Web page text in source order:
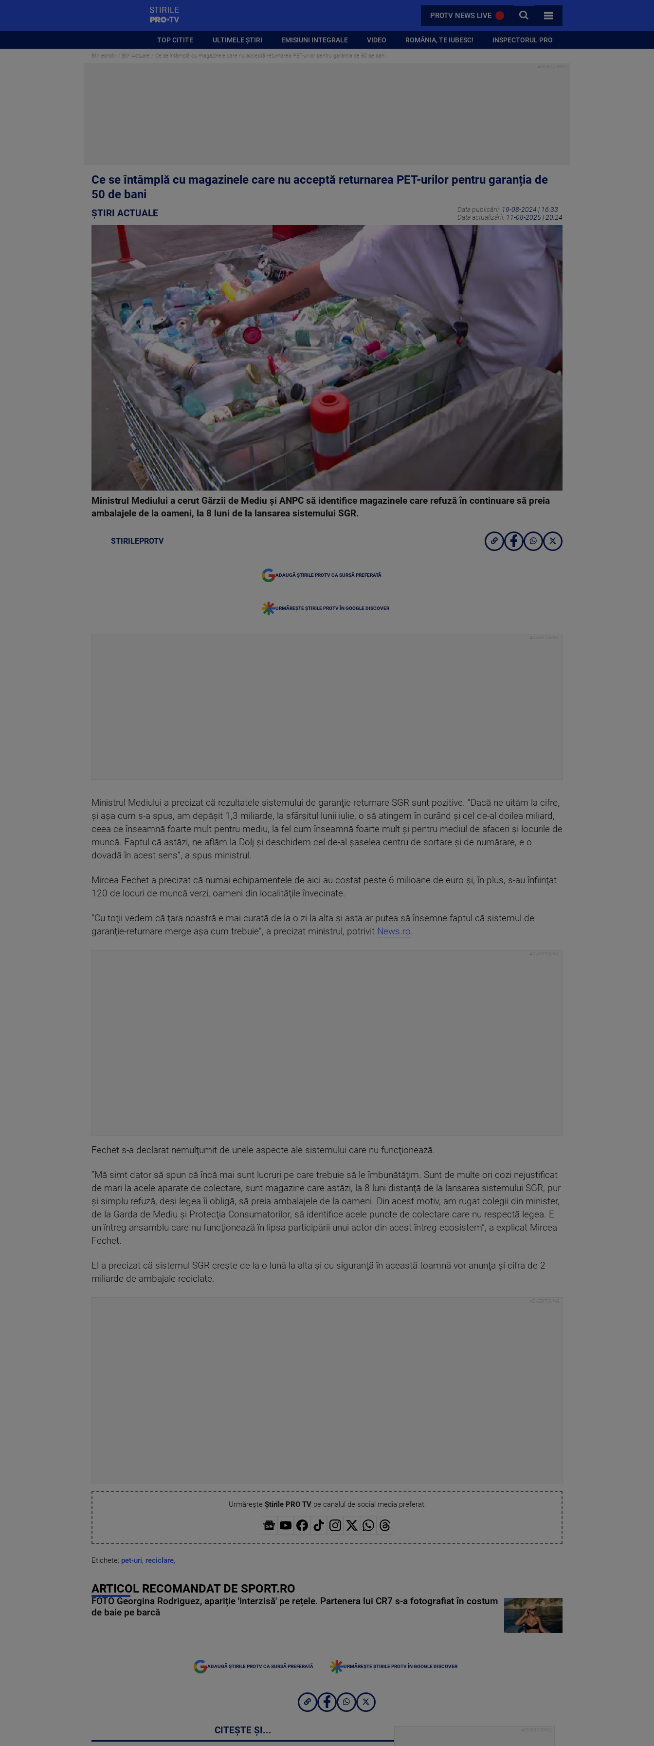
PROTV NEWS LIVE CAUTA
TOATE CATEGORIILE
TOP CITITE ULTIMELE ȘTIRI EMISIUNI INTEGRALE VIDEO ROMÂNIA, TE IUBESC! INSPECTORUL PRO
Stirileprotv Știri Actuale Ce se întâmplă cu magazinele care nu acceptă returnarea PET-urilor pentru garanția de 50 de bani
Ce se întâmplă cu magazinele care nu acceptă returnarea PET-urilor pentru garanția de
50 de bani
ȘTIRI ACTUALE Data publicării: 19-08-2024 | 16:33
Data actualizării: 11-08-2025 | 20:24
Ministrul Mediului a cerut Gărzii de Mediu și ANPC să identifice magazinele care refuză în continuare să preia
ambalajele de la oameni, la 8 luni de la lansarea sistemului SGR.
STIRILEPROTV
ADAUGĂ ȘTIRILE PROTV CA SURSĂ PREFERATĂ
URMĂREȘTE ȘTIRILE PROTV ÎN GOOGLE DISCOVER
Ministrul Mediului a precizat că rezultatele sistemului de garanţie returnare SGR sunt pozitive. ”Dacă ne uităm la cifre,
şi aşa cum s-a spus, am depăşit 1,3 miliarde, la sfârşitul lunii iulie, o să atingem în curând şi cel de-al doilea miliard,
ceea ce înseamnă foarte mult pentru mediu, la fel cum înseamnă foarte mult şi pentru mediul de afaceri şi locurile de
muncă. Faptul că astăzi, ne aflăm la Dolj şi deschidem cel de-al şaselea centru de sortare şi de numărare, e o
dovadă în acest sens”, a spus ministrul.
Mircea Fechet a precizat că numai echipamentele de aici au costat peste 6 milioane de euro şi, în plus, s-au înfiinţat
120 de locuri de muncă verzi, oameni din localităţile învecinate.
”Cu toţii vedem că ţara noastră e mai curată de la o zi la alta şi asta ar putea să însemne faptul că sistemul de
garanţie-returnare merge aşa cum trebuie”, a precizat ministrul, potrivit News.ro.
Fechet s-a declarat nemulţumit de unele aspecte ale sistemului care nu funcţionează.
”Mă simt dator să spun că încă mai sunt lucruri pe care trebuie să le îmbunătăţim. Sunt de multe ori cozi nejustificat
de mari la acele aparate de colectare, sunt magazine care astăzi, la 8 luni distanţă de la lansarea sistemului SGR, pur
şi simplu refuză, deşi legea îi obligă, să preia ambalajele de la oameni. Din acest motiv, am rugat colegii din minister,
de la Garda de Mediu şi Protecţia Consumatorilor, să identifice acele puncte de colectare care nu respectă legea. E
un întreg ansamblu care nu funcţionează în lipsa participării unui actor din acest întreg ecosistem”, a explicat Mircea
Fechet.
El a precizat că sistemul SGR creşte de la o lună la alta şi cu siguranţă în această toamnă vor anunţa şi cifra de 2
miliarde de ambajale reciclate.
Urmărește Știrile PRO TVpe canalul de social media preferat:
Etichete: pet-uri, reciclare,
ARTICOL RECOMANDAT DE SPORT.RO
FOTO Georgina Rodriguez, apariție 'interzisă' pe rețele. Partenera lui CR7 s-a fotografiat în costum
de baie pe barcă
ADAUGĂ ȘTIRILE PROTV CA SURSĂ PREFERATĂ URMĂREȘTE ȘTIRILE PROTV ÎN GOOGLE DISCOVER
CITEȘTE ȘI...